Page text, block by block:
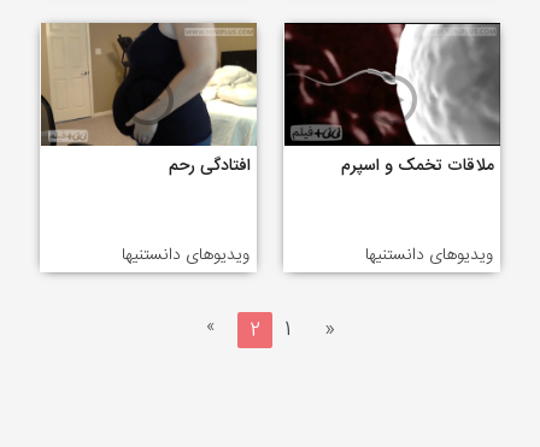
ملاقات تخمک و اسپرم
ویدیوهای دانستنیها
افتادگی رحم
ویدیوهای دانستنیها
«
1
2
»